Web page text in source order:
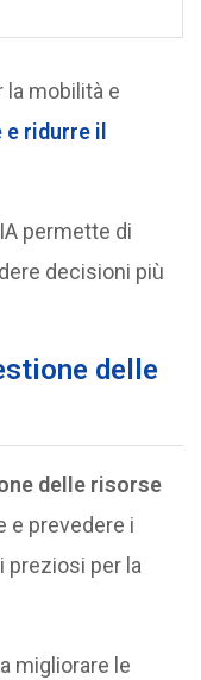
la mobilità e
e ridurre il
permette di
decisioni più
delle
delle risorse
e prevedere i
preziosi per la
migliorare le